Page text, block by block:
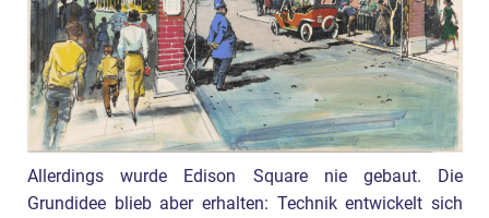
Allerdings wurde Edison Square nie gebaut. Die
Grundidee blieb aber erhalten: Technik entwickelt sich